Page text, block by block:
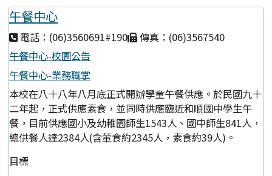
午餐中心
電話：(06)3560691#190
傳真：(06)3567540
午餐中心-校園公告
午餐中心-業務職掌
本校在八十八年八月底正式開辦學童午餐供應。於民國九十
二年起，正式供應素食，並同時供應臨近和順國中學生午
餐，目前供應國小及幼稚園師生1543人、國中師生841人，
總供餐人達2384人(含葷食約2345人，素食約39人)。
目標